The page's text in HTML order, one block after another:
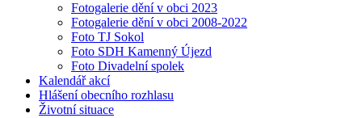
Fotogalerie dění v obci 2023
Fotogalerie dění v obci 2008-2022
Foto TJ Sokol
Foto SDH Kamenný Újezd
Foto Divadelní spolek
Kalendář akcí
Hlášení obecního rozhlasu
Životní situace